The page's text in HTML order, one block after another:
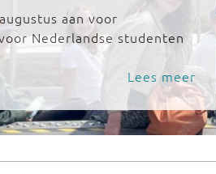
aan voor
Nederlandse studenten
Lees meer